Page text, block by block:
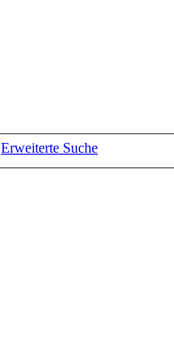
Erweiterte Suche